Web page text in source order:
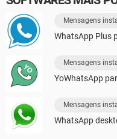
Mensagens
WhatsApp Plus
Mensagens
YoWhatsApp
Mensagens
WhatsApp